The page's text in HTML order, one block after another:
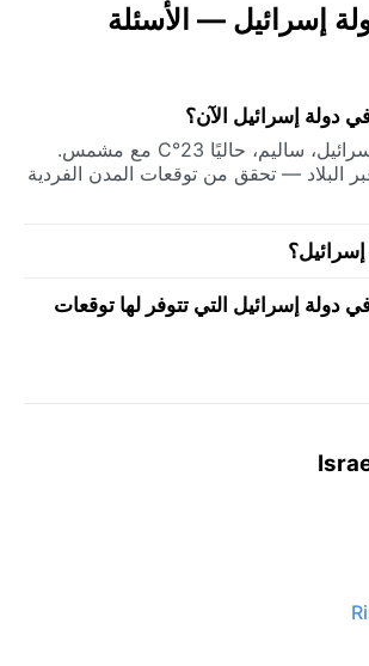
إسرائيل — الأسئلة
دولة إسرائيل الآن؟
في عاصمة دولة إسرائيل، ساليم، حاليًا 23°C مع مشمس.
البلاد — تحقق من توقعات المدن الفردية
دولة إسرائيل التي تتوفر لها توقعات